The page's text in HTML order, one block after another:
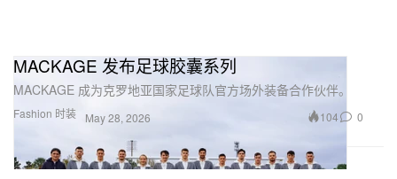
Fashion 时装
MACKAGE 发布足球㬵囊系列
MACKAGE 成为克罗地亚国家足球队官方场外装备合作伙伴。
May 28, 2026 104 0